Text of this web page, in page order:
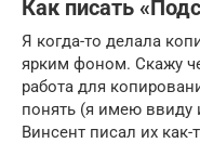
Как писать
Я когда-то делала
ярким фоном. Скажу
работа для
понять (я имею ввиду
Винсент писал их